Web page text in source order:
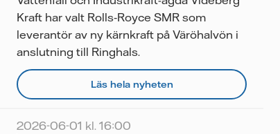
Kraft har valt Rolls‑Royce SMR som
leverantör av ny kärnkraft på Väröhalvön i
anslutning till Ringhals.
Läs hela nyheten
2026-06-01 kl. 16:00